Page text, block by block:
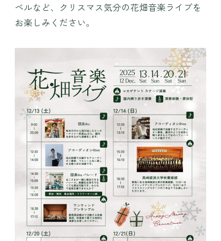
お問い合わせ WEBチケット
tel. 027-283-8189
ペルなど、クリスマス気分の花畑音楽ライブを
お楽しみください。